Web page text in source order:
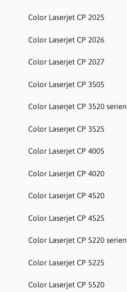
Color Laserjet CP 2025
Color Laserjet CP 2026
Color Laserjet CP 2027
Color Laserjet CP 3505
Color Laserjet CP 3520 serien
Color Laserjet CP 3525
Color Laserjet CP 4005
Color Laserjet CP 4020
Color Laserjet CP 4520
Color Laserjet CP 4525
Color Laserjet CP 5220 serien
Color Laserjet CP 5225
Color Laserjet CP 5520